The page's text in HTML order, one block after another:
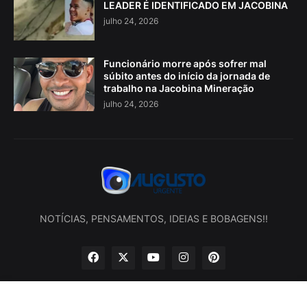
LEADER É IDENTIFICADO EM JACOBINA
julho 24, 2026
Funcionário morre após sofrer mal
súbito antes do início da jornada de
trabalho na Jacobina Mineração
julho 24, 2026
NOTÍCIAS, PENSAMENTOS, IDEIAS E BOBAGENS!!